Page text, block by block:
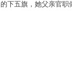
下五旗，她父亲官